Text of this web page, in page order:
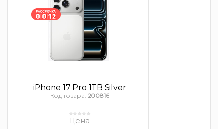
iPhone 17 Pro 1TB Silver
Код товара: 200816
Цена